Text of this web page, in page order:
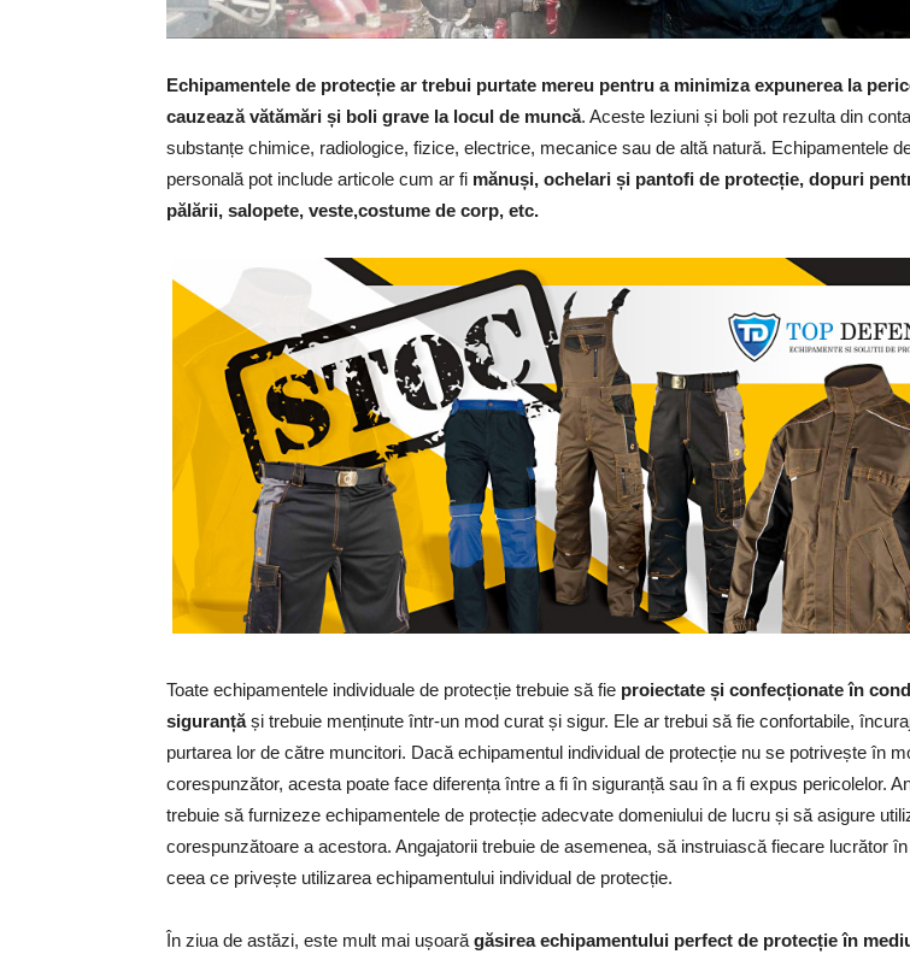
Echipamentele de protecție ar trebui purtate mereu pentru a minimiza expunerea la
cauzează vătămări și boli grave la locul de muncă. Aceste leziuni și boli pot rezulta din
substanțe chimice, radiologice, fizice, electrice, mecanice sau de altă natură. Echipamentele
personală pot include articole cum ar fi mănuși, ochelari și pantofi de protecție, dopuri
pălării, salopete, veste,costume de corp, etc.
Toate echipamentele individuale de protecție trebuie să fie proiectate și confecționate în
siguranțăși trebuie menținute într-un mod curat și sigur. Ele ar trebui să fie confortabile,
purtarea lor de către muncitori. Dacă echipamentul individual de protecție nu se potrivește în
corespunzător, acesta poate face diferența între a fi în siguranță sau în a fi expus pericolelor.
trebuie să furnizeze echipamentele de protecție adecvate domeniului de lucru și să asigure
corespunzătoare a acestora. Angajatorii trebuie de asemenea, să instruiască fiecare lucrător
ceea ce privește utilizarea echipamentului individual de protecție.
În ziua de astăzi, este mult mai ușoară găsirea echipamentului perfect de protecție în